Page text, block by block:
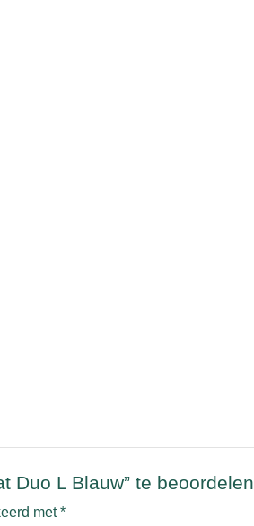
Duo L Blauw” te beoordelen
met*